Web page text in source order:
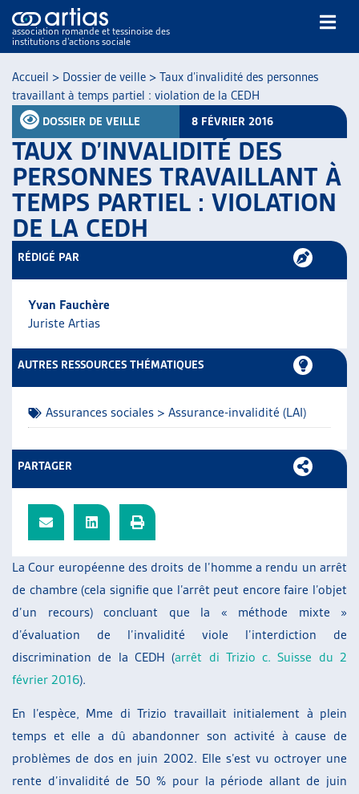
association romande et tessinoise des
institutions d’actions sociale
NOS PUBLICATIONS
ARTICLES
DOSSIERS DU MOIS
VEILLE
THÉMATIQUES
GUIDE SOCIAL ROMAND
AUTRES
PROJETS ET ACTIVITÉS
Accueil > Dossier de veille > Taux d’invalidité des personnes
travaillant à temps partiel : violation de la CEDH
DOSSIER DE VEILLE 8 FÉVRIER 2016
TAUX D’INVALIDITÉ DES
PERSONNES TRAVAILLANT À
TEMPS PARTIEL : VIOLATION
DE LA CEDH
La Cour européenne des droits de l’homme a rendu un arrêt
de chambre (cela signifie que l’arrêt peut encore faire l’objet
d’un recours) concluant que la « méthode mixte »
d’évaluation de l’invalidité viole l’interdiction de
discrimination de la CEDH (arrêt di Trizio c. Suisse du 2
février 2016).
En l’espèce, Mme di Trizio travaillait initialement à plein
temps et elle a dû abandonner son activité à cause de
problèmes de dos en juin 2002. Elle s’est vu octroyer une
rente d’invalidité de 50 % pour la période allant de juin
RÉDIGÉ PAR
Yvan Fauchère
Juriste Artias
AUTRES RESSOURCES THÉMATIQUES
Assurances sociales > Assurance-invalidité (LAI)
PARTAGER